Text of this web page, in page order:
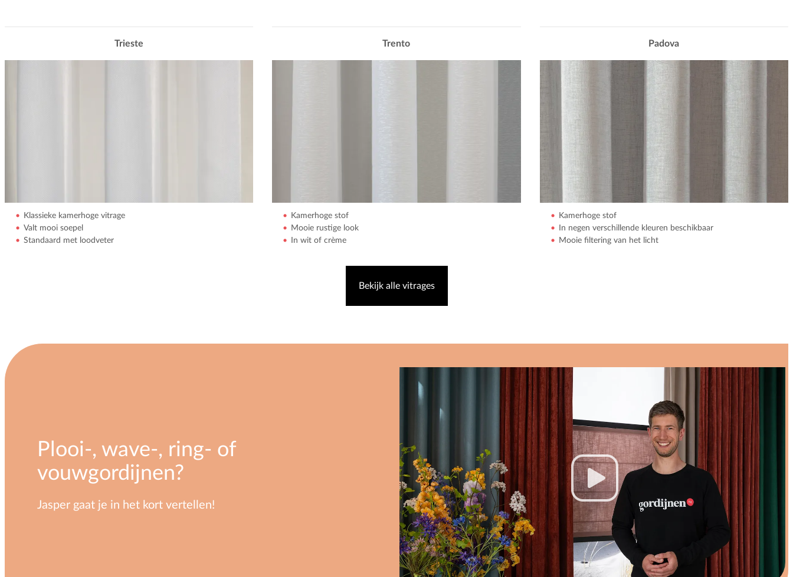
Trieste
Klassieke kamerhoge vitrage
Valt mooi soepel
Standaard met loodveter
Trento
Kamerhoge stof
Mooie rustige look
In wit of crème
Padova
Kamerhoge stof
In negen verschillende kleuren beschikbaar
Mooie filtering van het licht
Bekijk alle vitrages
Plooi-, wave-, ring- of
vouwgordijnen?
Jasper gaat je in het kort vertellen!